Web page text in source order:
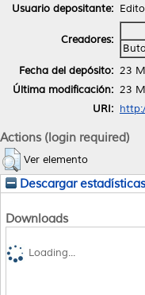
Usuario depositante:
Creadores:
Fecha del depósito: 23
Última modificación: 23
URI:
Actions (login required)
Ver elemento
Descargar estadísticas
Downloads
Loading...